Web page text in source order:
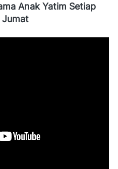
Anak Yatim Setiap
Jumat